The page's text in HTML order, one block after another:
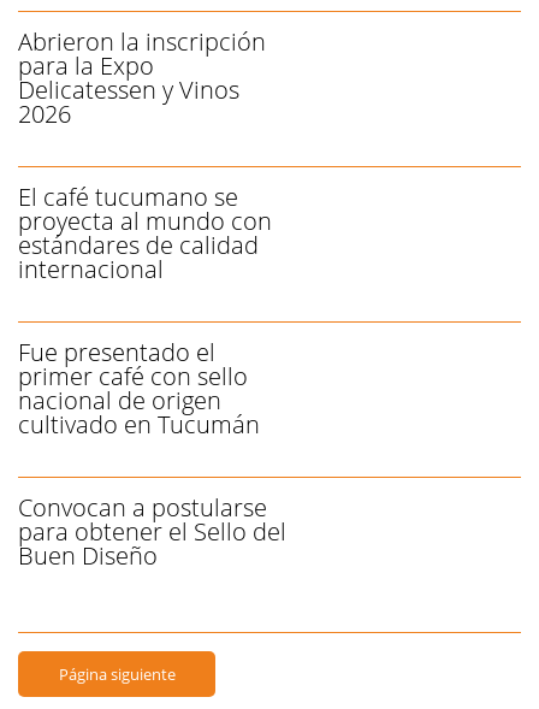
Abrieron la inscripción
para la Expo
Delicatessen y Vinos
2026
El café tucumano se
proyecta al mundo con
estándares de calidad
internacional
Fue presentado el
primer café con sello
nacional de origen
cultivado en Tucumán
Convocan a postularse
para obtener el Sello del
Buen Diseño
Página siguiente